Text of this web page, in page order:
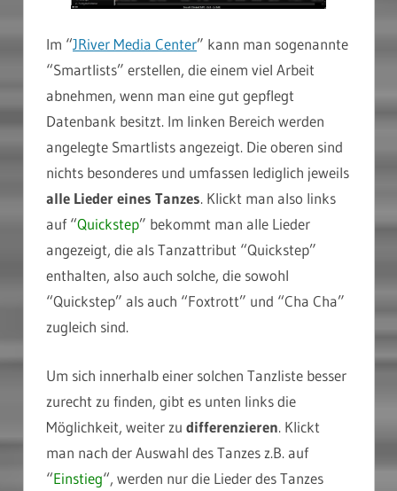
Im “JRiver Media Center” kann man sogenannte
“Smartlists” erstellen, die einem viel Arbeit
abnehmen, wenn man eine gut gepflegt
Datenbank besitzt. Im linken Bereich werden
angelegte Smartlists angezeigt. Die oberen sind
nichts besonderes und umfassen lediglich jeweils
alle Lieder eines Tanzes. Klickt man also links
auf “Quickstep” bekommt man alle Lieder
angezeigt, die als Tanzattribut “Quickstep”
enthalten, also auch solche, die sowohl
“Quickstep” als auch “Foxtrott” und “Cha Cha”
zugleich sind.
Um sich innerhalb einer solchen Tanzliste besser
zurecht zu finden, gibt es unten links die
Möglichkeit, weiter zu differenzieren. Klickt
man nach der Auswahl des Tanzes z.B. auf
“Einstieg“, werden nur die Lieder des Tanzes